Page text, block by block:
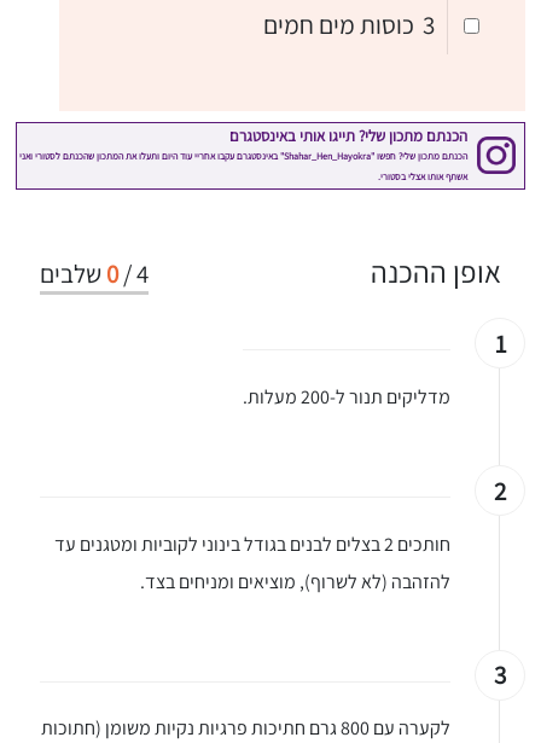
3 כוסות מים חמים
4
/
0 שלבים אופן ההכנה
1
מדליקים תנור ל-200 מעלות.
2
חותכים 2 בצלים לבנים בגודל בינוני לקוביות ומטגנים עד
להזהבה (לא לשרוף), מוציאים ומניחים בצד.
3
לקערה עם 800 גרם חתיכות פרגיות נקיות משומן (חתוכות